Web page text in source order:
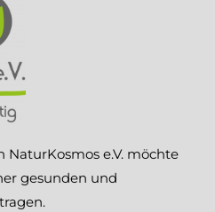
e.V. möchte
gesunden und